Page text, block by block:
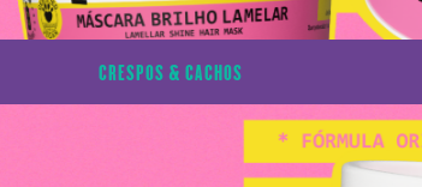
CRESPOS & CACHOS